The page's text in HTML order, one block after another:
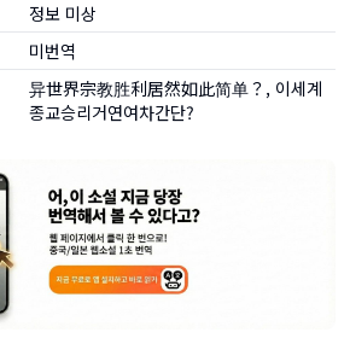
정보 미상
미번역
异世界宗教胜利居然如此简单？, 이세계
종교승리거연여차간단?